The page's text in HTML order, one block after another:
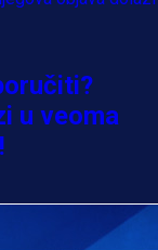
u veoma